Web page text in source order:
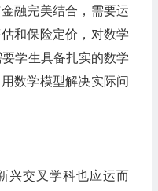
融完美结合，需要运
和保险定价，对数学
学生具备扎实的数学
数学模型解决实际问
兴交叉学科也应运而